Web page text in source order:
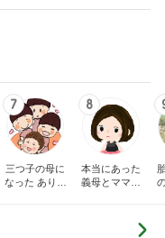
7
三つ子の母に
なった ありつ
8
本当にあった
義母とママ友